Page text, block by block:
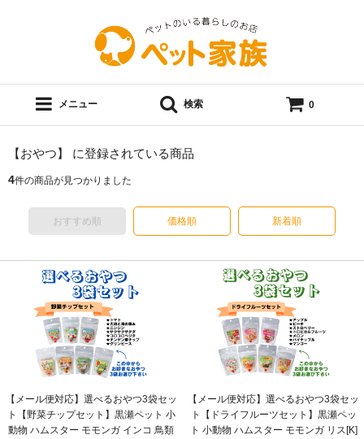
メニュー 検索 0
【おやつ】 に登録されている商品
4件の商品が見つかりました
おすすめ順 価格順 新着順
【メール便対応】選べるおやつ3袋セッ
ト【野菜チップセット】黒瀬ペット 小
動物 ハムスター モモンガ インコ 鳥類
【メール便対応】選べるおやつ3袋セッ
ト【ドライフルーツセット】黒瀬ペッ
ト 小動物 ハムスター モモンガ リス[K]